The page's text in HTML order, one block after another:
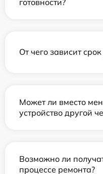
От чего зависит
Может ли вместо
устройство другой
Возможно ли
процессе ремонта?